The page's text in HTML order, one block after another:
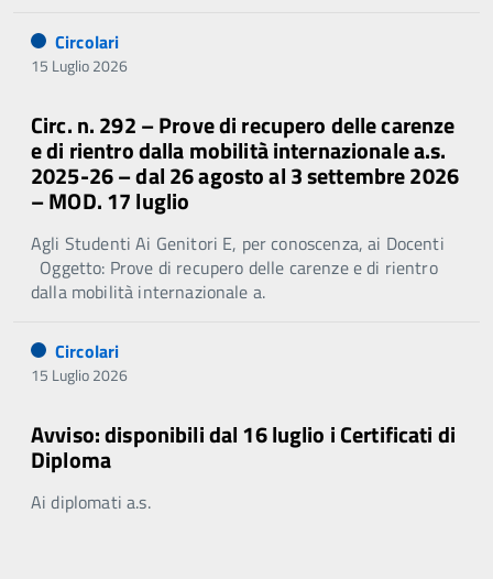
Circolari
15 Luglio 2026
Circ. n. 292 – Prove di recupero delle carenze
e di rientro dalla mobilità internazionale a.s.
2025-26 – dal 26 agosto al 3 settembre 2026
– MOD. 17 luglio
Agli Studenti Ai Genitori E, per conoscenza, ai Docenti
Oggetto: Prove di recupero delle carenze e di rientro
dalla mobilità internazionale a.
Circolari
15 Luglio 2026
Avviso: disponibili dal 16 luglio i Certificati di
Diploma
Ai diplomati a.s.